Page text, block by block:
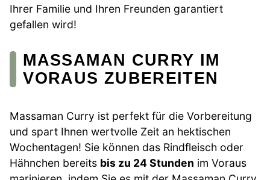
Ihrer Familie und Ihren Freunden garantiert
gefallen wird!
MASSAMAN CURRY IM
VORAUS ZUBEREITEN
Massaman Curry ist perfekt für die Vorbereitung
und spart Ihnen wertvolle Zeit an hektischen
Wochentagen! Sie können das Rindfleisch oder
Hähnchen bereits bis zu 24 Stunden im Voraus